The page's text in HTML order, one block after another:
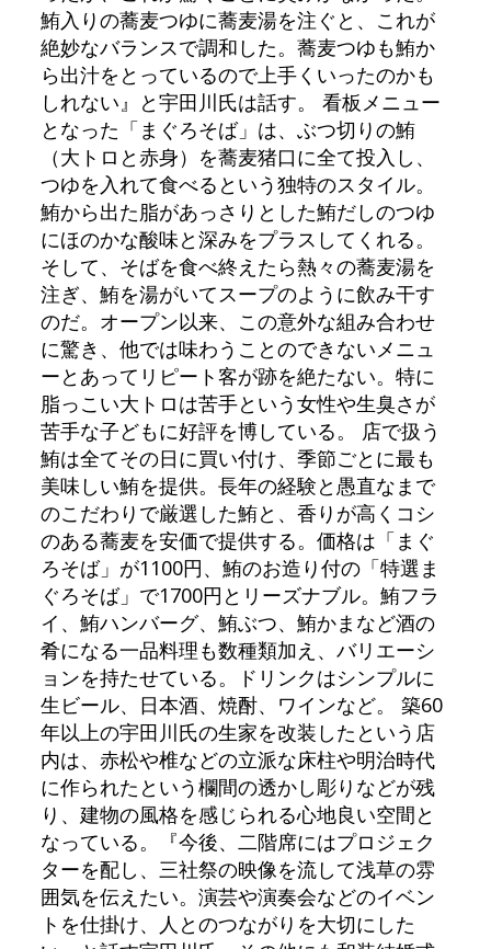
鮪入りの蕎麦つゆに蕎麦湯を注ぐと、これが
絶妙なバランスで調和した。蕎麦つゆも鮪か
ら出汁をとっているので上手くいったのかも
しれない』と宇田川氏は話す。 看板メニュー
となった「まぐろそば」は、ぶつ切りの鮪
（大トロと赤身）を蕎麦猪口に全て投入し、
つゆを入れて食べるという独特のスタイル。
鮪から出た脂があっさりとした鮪だしのつゆ
にほのかな酸味と深みをプラスしてくれる。
そして、そばを食べ終えたら熱々の蕎麦湯を
注ぎ、鮪を湯がいてスープのように飲み干す
のだ。オープン以来、この意外な組み合わせ
に驚き、他では味わうことのできないメニュ
ーとあってリピート客が跡を絶たない。特に
脂っこい大トロは苦手という女性や生臭さが
苦手な子どもに好評を博している。 店で扱う
鮪は全てその日に買い付け、季節ごとに最も
美味しい鮪を提供。長年の経験と愚直なまで
のこだわりで厳選した鮪と、香りが高くコシ
のある蕎麦を安価で提供する。価格は「まぐ
ろそば」が1100円、鮪のお造り付の「特選ま
ぐろそば」で1700円とリーズナブル。鮪フラ
イ、鮪ハンバーグ、鮪ぶつ、鮪かまなど酒の
肴になる一品料理も数種類加え、バリエーシ
ョンを持たせている。ドリンクはシンプルに
生ビール、日本酒、焼酎、ワインなど。 築60
年以上の宇田川氏の生家を改装したという店
内は、赤松や椎などの立派な床柱や明治時代
に作られたという欄間の透かし彫りなどが残
り、建物の風格を感じられる心地良い空間と
なっている。『今後、二階席にはプロジェク
ターを配し、三社祭の映像を流して浅草の雰
囲気を伝えたい。演芸や演奏会などのイベン
トを仕掛け、人とのつながりを大切にした